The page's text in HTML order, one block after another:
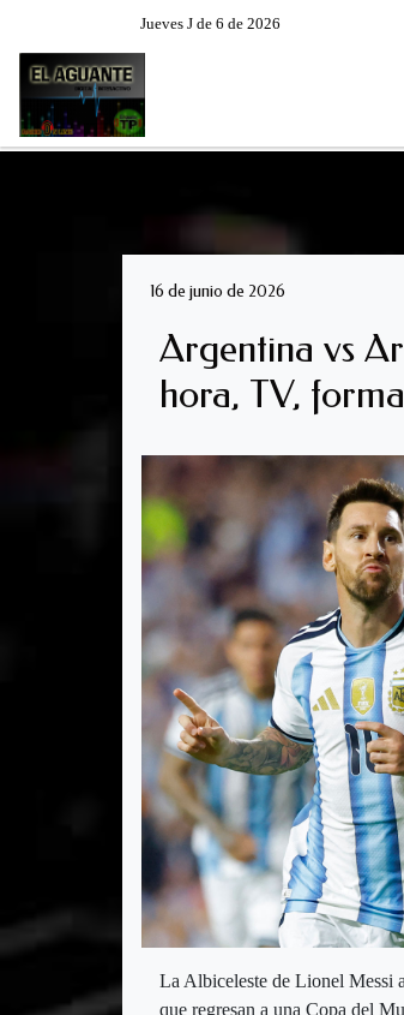
Jueves J de 6 de 2026
Hoy es Jueves 6 de Agosto
16 de junio de 2026
Argentina vs
hora, TV,
La Albiceleste de Lionel Messi
que regresan a una Copa del